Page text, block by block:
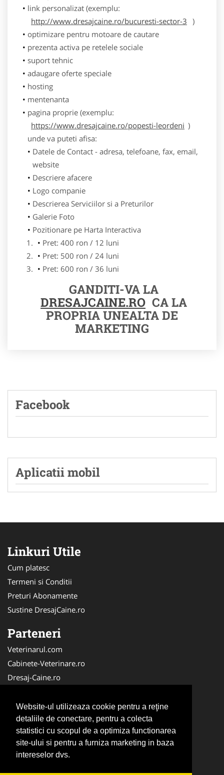
Website-ul utilizeaza cookie pentru a reţine
detaliile de conectare, pentru a colecta
statistici cu scopul de a optimiza functionarea
site-ului si pentru a furniza marketing in baza
intereselor dvs.
link personalizat (exemplu:
http://www.dresajcaine.ro/bucuresti-sector-3 )
optimizare pentru motoare de cautare
prezenta activa pe retelele sociale
suport tehnic
adaugare oferte speciale
hosting
mentenanta
pagina proprie (exemplu:
https://www.dresajcaine.ro/popesti-leordeni )
unde va puteti afisa:
Datele de Contact - adresa, telefoane, fax, email,
website
Descriere afacere
Logo companie
Descrierea Serviciilor si a Preturilor
Galerie Foto
Pozitionare pe Harta Interactiva
Pret: 400 ron / 12 luni
Pret: 500 ron / 24 luni
Pret: 600 ron / 36 luni
GANDITI-VA LA
DRESAJCAINE.RO CA LA
PROPRIA UNEALTA DE
MARKETING
Facebook
Aplicatii mobil
Linkuri Utile
Cum platesc
Termeni si Conditii
Preturi Abonamente
Sustine DresajCaine.ro
Parteneri
Veterinarul.com
Cabinete-Veterinare.ro
Dresaj-Caine.ro
Medic-Bun.com
SalonFrizerieCanina.com
DresajCaine.ro
NonStopDeschis.ro